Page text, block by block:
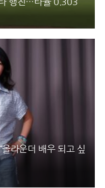
행진…타율 0.303
올라운더 배우 되고 싶